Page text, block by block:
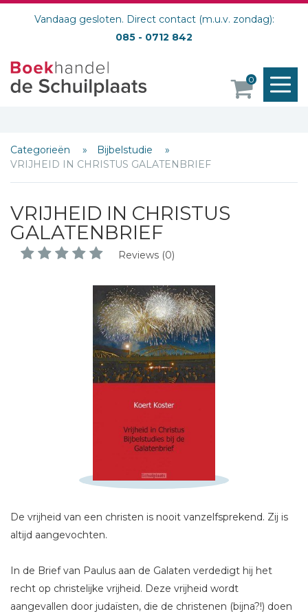
Vandaag gesloten. Direct contact (m.u.v. zondag):
085 - 0712 842
0
Categorieën
Bijbelstudie
VRIJHEID IN CHRISTUS GALATENBRIEF
VRIJHEID IN CHRISTUS
GALATENBRIEF
Reviews (0)
De vrijheid van een christen is nooit vanzelfsprekend. Zij is
altijd aangevochten.
In de Brief van Paulus aan de Galaten verdedigt hij het
recht op christelijke vrijheid. Deze vrijheid wordt
aangevallen door judaïsten, die de christenen (bijna?!) doen
Naam *
E-mail *
Bericht *